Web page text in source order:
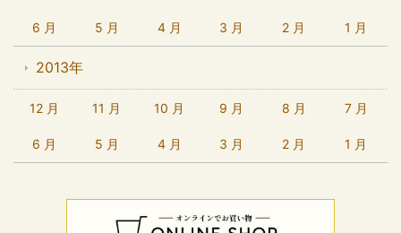
6 月 5 月 4 月 3 月 2 月 1 月
2013年
12 月 11 月 10 月 9 月 8 月 7 月
6 月 5 月 4 月 3 月 2 月 1 月